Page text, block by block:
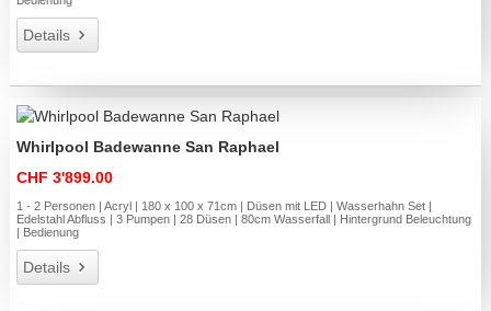
Details
Whirlpool Badewanne San Raphael
CHF 3'899.00
1 - 2 Personen | Acryl | 180 x 100 x 71cm | Düsen mit LED | Wasserhahn Set |
Edelstahl Abfluss | 3 Pumpen | 28 Düsen | 80cm Wasserfall | Hintergrund Beleuchtung
| Bedienung
Details